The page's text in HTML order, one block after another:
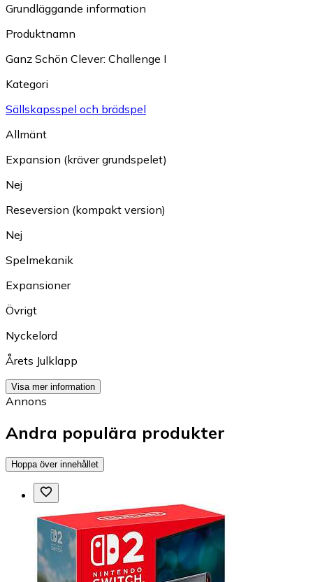
Grundläggande information
Produktnamn
Ganz Schön Clever: Challenge I
Kategori
Sällskapsspel och brädspel
Allmänt
Expansion (kräver grundspelet)
Nej
Reseversion (kompakt version)
Nej
Spelmekanik
Expansioner
Övrigt
Nyckelord
Årets Julklapp
Visa mer information
Annons
Andra populära produkter
Hoppa över innehållet